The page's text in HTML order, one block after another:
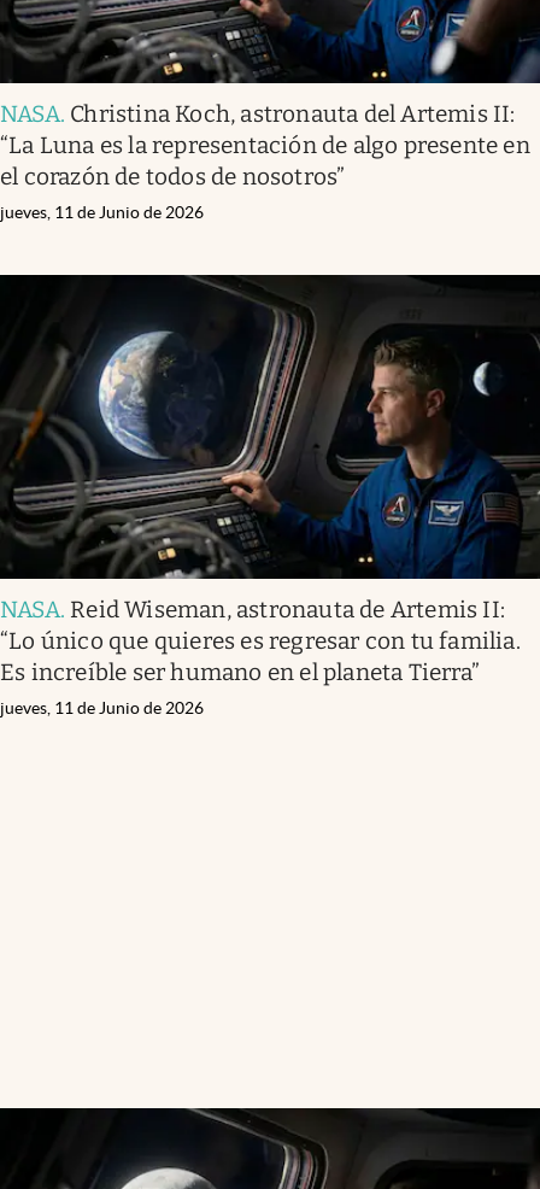
NASA. Christina Koch, astronauta del Artemis II:
“La Luna es la representación de algo presente en
el corazón de todos de nosotros”
jueves, 11 de Junio de 2026
NASA. Reid Wiseman, astronauta de Artemis II:
“Lo único que quieres es regresar con tu familia.
Es increíble ser humano en el planeta Tierra”
jueves, 11 de Junio de 2026